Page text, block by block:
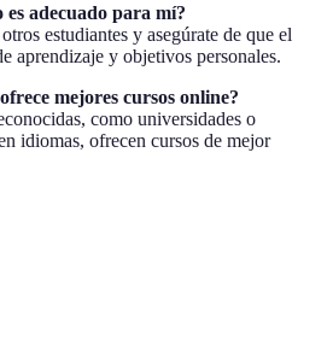
es adecuado para mí?
estudiantes y asegúrate de que el
aprendizaje y objetivos personales.
mejores cursos online?
como universidades o
idiomas, ofrecen cursos de mejor